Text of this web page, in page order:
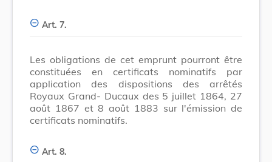
Art. 7.
Les obligations de cet emprunt pourront être
constituées en certificats nominatifs par
application des dispositions des arrêtés
Royaux Grand- Ducaux des 5 juillet 1864, 27
août 1867 et 8 août 1883 sur l'émission de
certificats nominatifs.
Art. 8.